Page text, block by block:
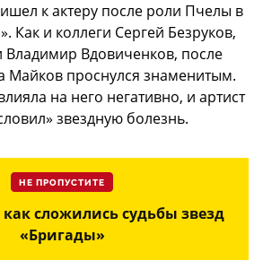
к актеру после роли Пчелы в
Как и коллеги Сергей Безруков,
Вдовиченков, после
проснулся знаменитым.
на него негативно, и артист
звездную болезнь.
НЕ ПРОПУСТИТЕ
как сложились судьбы звезд
«Бригады»